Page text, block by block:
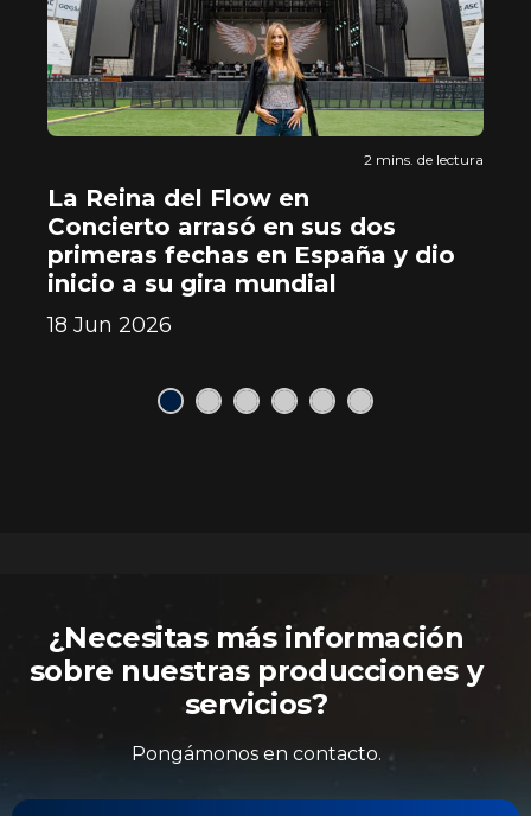
2 mins. de lectura
La Reina del Flow en
Concierto arrasó en sus dos
primeras fechas en España y dio
inicio a su gira mundial
18 Jun 2026
¿Necesitas más información
sobre nuestras producciones y
servicios?
Pongámonos en contacto.